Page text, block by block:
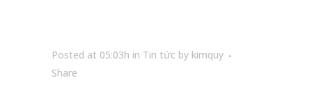
Posted at 05:03h in Tin tức by kimquy
Share